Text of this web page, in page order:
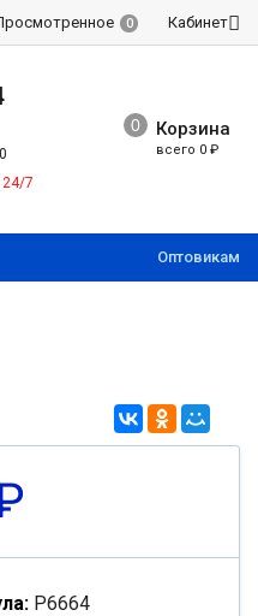
0 Кабинет
24/7
Корзина
всего 0 ₽
Оптовикам
Р6664